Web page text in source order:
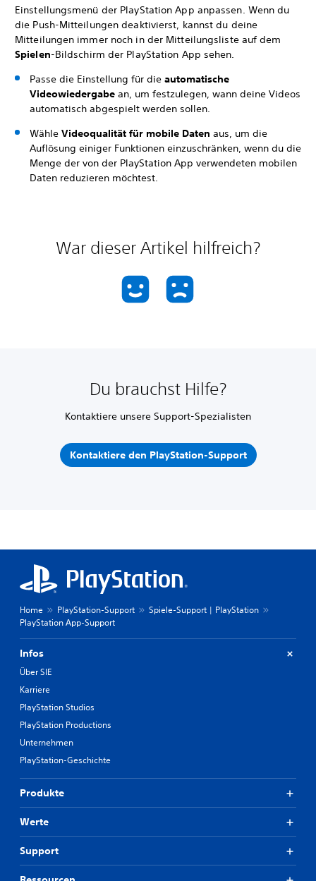
Einstellungsmenü der PlayStation App anpassen. Wenn du
die Push-Mitteilungen deaktivierst, kannst du deine
Mitteilungen immer noch in der Mitteilungsliste auf dem
Spielen-Bildschirm der PlayStation App sehen.
Passe die Einstellung für die automatische
Videowiedergabe an, um festzulegen, wann deine Videos
automatisch abgespielt werden sollen.
Wähle Videoqualität für mobile Daten aus, um die
Auflösung einiger Funktionen einzuschränken, wenn du die
Menge der von der PlayStation App verwendeten mobilen
Daten reduzieren möchtest.
War dieser Artikel hilfreich?
Du brauchst Hilfe?
Kontaktiere unsere Support-Spezialisten
Kontaktiere den PlayStation-Support
Home PlayStation-Support
Spiele-Support | PlayStation
PlayStation App-Support
Infos
Über SIE
Karriere
PlayStation Studios
PlayStation Productions
Unternehmen
PlayStation-Geschichte
Produkte
Werte
Support